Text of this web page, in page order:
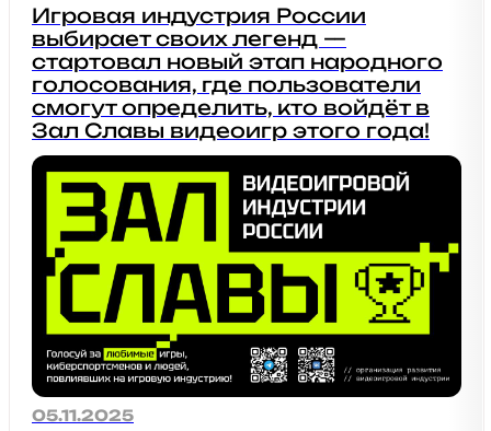
Игровая индустрия России
выбирает своих легенд —
стартовал новый этап народного
голосования, где пользователи
смогут определить, кто войдёт в
Зал Славы видеоигр этого года!
05.11.2025